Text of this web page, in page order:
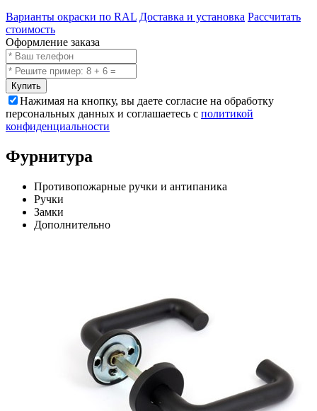
Варианты окраски по RAL Доставка и установка Рассчитать
стоимость
Оформление заказа
Купить
Нажимая на кнопку, вы даете согласие на обработку
персональных данных и соглашаетесь с политикой
конфиденциальности
Фурнитура
Противопожарные ручки и антипаника
Ручки
Замки
Дополнительно